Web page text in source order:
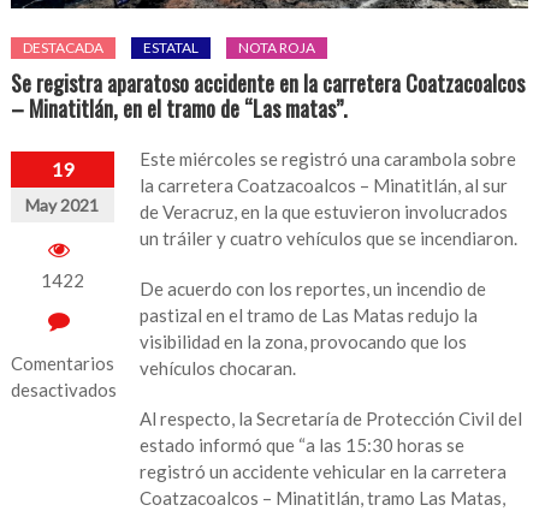
DESTACADA ESTATAL NOTA ROJA
Se registra aparatoso accidente en la carretera Coatzacoalcos
– Minatitlán, en el tramo de “Las matas”.
19
May 2021
1422
Comentarios
desactivados
Este miércoles se registró una carambola sobre
la carretera Coatzacoalcos – Minatitlán, al sur
de Veracruz, en la que estuvieron involucrados
un tráiler y cuatro vehículos que se incendiaron.
De acuerdo con los reportes, un incendio de
pastizal en el tramo de Las Matas redujo la
visibilidad en la zona, provocando que los
vehículos chocaran.
Al respecto, la Secretaría de Protección Civil del
estado informó que “a las 15:30 horas se
registró un accidente vehicular en la carretera
Coatzacoalcos – Minatitlán, tramo Las Matas,